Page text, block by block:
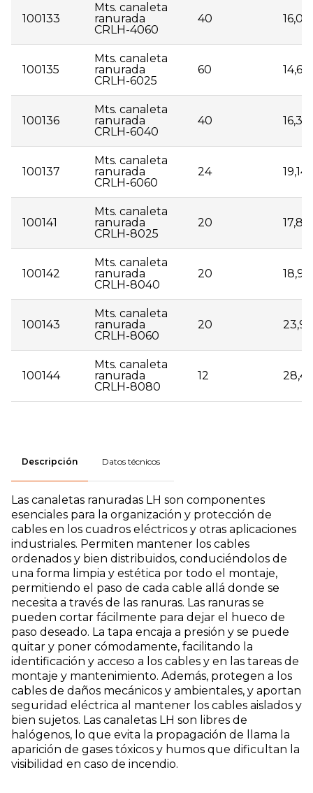
100133
Mts. canaleta
ranurada
CRLH-4060
40 16,09
100135
Mts. canaleta
ranurada
CRLH-6025
60 14,63
100136
Mts. canaleta
ranurada
CRLH-6040
40 16,32
100137
Mts. canaleta
ranurada
CRLH-6060
24 19,14
100141
Mts. canaleta
ranurada
CRLH-8025
20 17,84
100142
Mts. canaleta
ranurada
CRLH-8040
20 18,91
100143
Mts. canaleta
ranurada
CRLH-8060
20 23,90
100144
Mts. canaleta
ranurada
CRLH-8080
12 28,46
7,32 | | 100131 | Mts. canaleta ranurada CRLH-4025 |
4040 | 50 | 10,70 | | 100133 | Mts. canaleta ranurada
CRLH-4060 | 40 | 16,09 | | 100135 | Mts. canaleta
ranurada CRLH-6025 | 60 | 14,63 | | 100136 | Mts.
canaleta ranurada CRLH-6040 | 40 | 16,32 | | 100137 |
Mts. canaleta ranurada CRLH-6060 | 24 | 19,14 | |
100141 | Mts. canaleta ranurada CRLH-8025 | 20 |
17,84 | | 100142 | Mts. canaleta ranurada CRLH-8040
| 20 | 18,91 | | 100143 | Mts. canaleta ranurada CRLH-
8060 | 20 | 23,90 | | 100144 | Mts. canaleta ranurada
CRLH-8080 | 12 | 28,46 |
Descripción Datos técnicos
Las canaletas ranuradas LH son componentes
esenciales para la organización y protección de
cables en los cuadros eléctricos y otras aplicaciones
industriales. Permiten mantener los cables
ordenados y bien distribuidos, conduciéndolos de
una forma limpia y estética por todo el montaje,
permitiendo el paso de cada cable allá donde se
necesita a través de las ranuras. Las ranuras se
pueden cortar fácilmente para dejar el hueco de
paso deseado. La tapa encaja a presión y se puede
quitar y poner cómodamente, facilitando la
identificación y acceso a los cables y en las tareas de
montaje y mantenimiento. Además, protegen a los
cables de daños mecánicos y ambientales, y aportan
seguridad eléctrica al mantener los cables aislados y
bien sujetos. Las canaletas LH son libres de
halógenos, lo que evita la propagación de llama la
aparición de gases tóxicos y humos que dificultan la
visibilidad en caso de incendio.